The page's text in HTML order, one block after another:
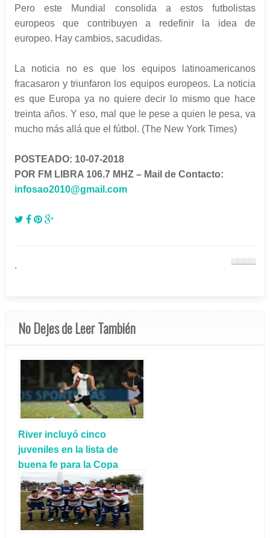
Pero este Mundial consolida a estos futbolistas
europeos que contribuyen a redefinir la idea de
europeo. Hay cambios, sacudidas.
La noticia no es que los equipos latinoamericanos
fracasaron y triunfaron los equipos europeos. La noticia
es que Europa ya no quiere decir lo mismo que hace
treinta años. Y eso, mal que le pese a quien le pesa, va
mucho más allá que el fútbol. (The New York Times)
POSTEADO: 10-07-2018
POR FM LIBRA 106.7 MHZ – Mail de Contacto:
infosao2010@gmail.com
.
No Dejes de Leer También
River incluyó cinco
juveniles en la lista de
buena fe para la Copa
Libertadores